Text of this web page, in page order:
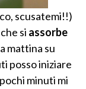
scusatemi!!)
si assorbe
mattina su
posso iniziare
minuti mi